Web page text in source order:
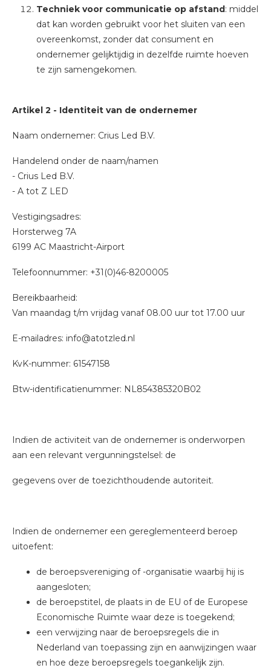
Techniek voor communicatie op afstand: middel
dat kan worden gebruikt voor het sluiten van een
overeenkomst, zonder dat consument en
ondernemer gelijktijdig in dezelfde ruimte hoeven
te zijn samengekomen.
Artikel 2 - Identiteit van de ondernemer
Naam ondernemer: Crius Led B.V.
Handelend onder de naam/namen
- Crius Led B.V.
- A tot Z LED
Vestigingsadres:
Horsterweg 7A
6199 AC Maastricht-Airport
Telefoonnummer: +31(0)46-8200005
Bereikbaarheid:
Van maandag t/m vrijdag vanaf 08.00 uur tot 17.00 uur
E-mailadres: info@atotzled.nl
KvK-nummer: 61547158
Btw-identificatienummer: NL854385320B02
Indien de activiteit van de ondernemer is onderworpen
aan een relevant vergunningstelsel: de
gegevens over de toezichthoudende autoriteit.
Indien de ondernemer een gereglementeerd beroep
uitoefent:
de beroepsvereniging of -organisatie waarbij hij is
aangesloten;
de beroepstitel, de plaats in de EU of de Europese
Economische Ruimte waar deze is toegekend;
een verwijzing naar de beroepsregels die in
Nederland van toepassing zijn en aanwijzingen waar
en hoe deze beroepsregels toegankelijk zijn.